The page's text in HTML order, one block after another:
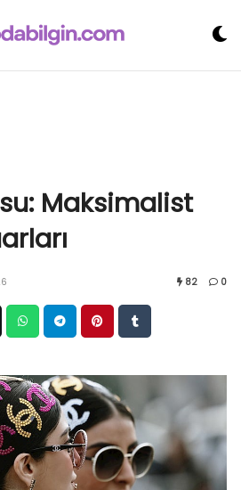
Maksimalist
82 0